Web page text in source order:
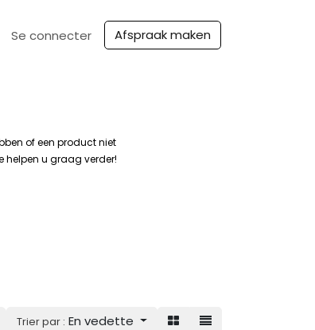
Se connecter ​​Afspraak ma​​ken
of een product niet
helpen u graag verder!
Trier par : En vedette